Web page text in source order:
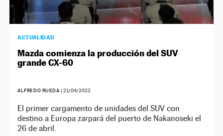
ACTUALIDAD
Mazda comienza la producción del SUV
grande CX-60
ALFREDO RUEDA | 21/04/2022
El primer cargamento de unidades del SUV con
destino a Europa zarpará del puerto de Nakanoseki el
26 de abril.